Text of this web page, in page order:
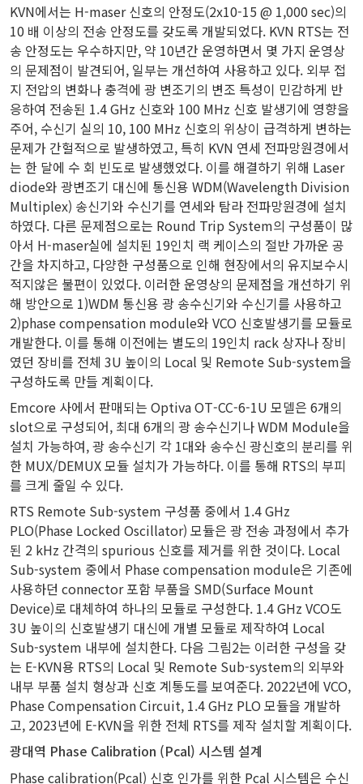
KVN에서는 H-maser 신호의 안정도(2x10-15 @ 1,000 sec)의
10 배 이상의 전송 안정도를 갖도록 개발되었다. KVN RTS는 전
송 안정도는 우수하지만, 약 10년간 운영하면서 몇 가지 운영상
의 문제점이 발견되어, 일부는 개선하여 사용하고 있다. 외부 접
지 전압의 변화나 충격에 광 변조기의 변조 특성이 민감하게 반
응하여 전송된 1.4 GHz 신호와 100 MHz 신호 발생기에 영향을
주어, 수신기 실의 10, 100 MHz 신호의 위상이 급격하게 변하는
문제가 간헐적으로 발생하였고, 특히 KVN 연세 전파망원경에서
는 한 달에 수 회 빈도로 발생했었다. 이를 해결하기 위해 Laser
diode와 광변조기 대신에 통신용 WDM(Wavelength Division
Multiplex) 송신기와 수신기를 연세와 탐라 전파망원경에 설치
하였다. 다른 문제점으로는 Round Trip System의 구성품이 많
아서 H-maser실에 설치된 19인치 랙 케이스의 절반 가까운 공
간을 차지하고, 다양한 구성품으로 인해 현장에서의 유지보수시
적지않은 불편이 있었다. 이러한 운영상의 문제점을 개선하기 위
해 방안으로 1)WDM 통신용 광 송수신기와 수신기를 사용하고
2)phase compensation module와 VCO 신호발생기를 모듈로
개발한다. 이를 통해 이전에는 별도의 19인치 rack 상자나 장비
였던 장비를 전체 3U 높이의 Local 및 Remote Sub-system을
구성하도록 만들 계획이다.
Emcore 사에서 판매되는 Optiva OT-CC-6-1U 모델은 6개의
slot으로 구성되어, 최대 6개의 광 송수신기나 WDM Module을
설치 가능하여, 광 송수신기 각 1대와 송수신 광신호의 분리를 위
한 MUX/DEMUX 모듈 설치가 가능하다. 이를 통해 RTS의 부피
를 크게 줄일 수 있다.
RTS Remote Sub-system 구성품 중에서 1.4 GHz
PLO(Phase Locked Oscillator) 모듈은 광 전송 과정에서 추가
된 2 kHz 간격의 spurious 신호를 제거를 위한 것이다. Local
Sub-system 중에서 Phase compensation module은 기존에
사용하던 connector 포함 부품을 SMD(Surface Mount
Device)로 대체하여 하나의 모듈로 구성한다. 1.4 GHz VCO도
3U 높이의 신호발생기 대신에 개별 모듈로 제작하여 Local
Sub-system 내부에 설치한다. 다음 그림2는 이러한 구성을 갖
는 E-KVN용 RTS의 Local 및 Remote Sub-system의 외부와
내부 부품 설치 형상과 신호 계통도를 보여준다. 2022년에 VCO,
Phase Compensation Circuit, 1.4 GHz PLO 모듈을 개발하
고, 2023년에 E-KVN을 위한 전체 RTS를 제작 설치할 계획이다.
광대역 Phase Calibration (Pcal) 시스템 설계
Phase calibration(Pcal) 신호 인가를 위한 Pcal 시스템은 수신